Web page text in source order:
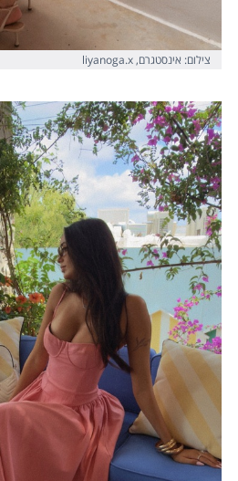
צילום: אינסטגרם, liyanoga.x